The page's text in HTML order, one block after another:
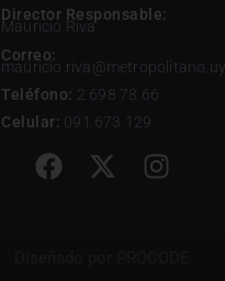
Director Responsable:
Mauricio Riva
Correo:
mauricio.riva@metropolitano.uy
Teléfono: 2 698 78 66
Celular: 091 673 129